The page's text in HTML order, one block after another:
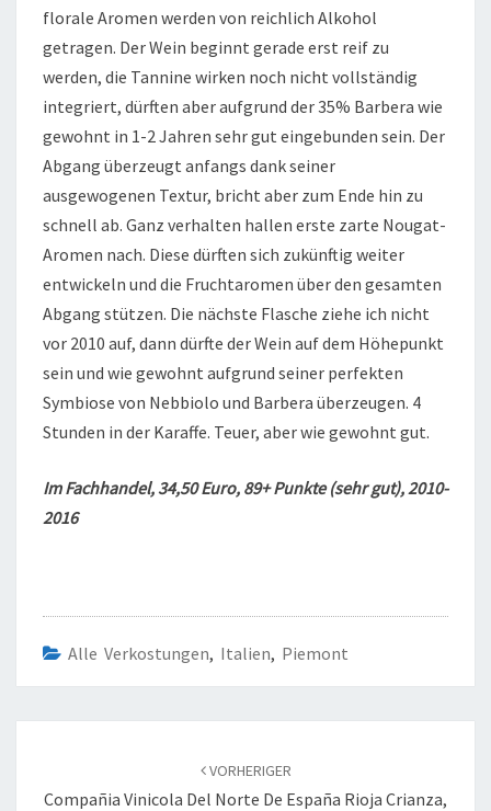
florale Aromen werden von reichlich Alkohol
getragen. Der Wein beginnt gerade erst reif zu
werden, die Tannine wirken noch nicht vollständig
integriert, dürften aber aufgrund der 35% Barbera wie
gewohnt in 1-2 Jahren sehr gut eingebunden sein. Der
Abgang überzeugt anfangs dank seiner
ausgewogenen Textur, bricht aber zum Ende hin zu
schnell ab. Ganz verhalten hallen erste zarte Nougat-
Aromen nach. Diese dürften sich zukünftig weiter
entwickeln und die Fruchtaromen über den gesamten
Abgang stützen. Die nächste Flasche ziehe ich nicht
vor 2010 auf, dann dürfte der Wein auf dem Höhepunkt
sein und wie gewohnt aufgrund seiner perfekten
Symbiose von Nebbiolo und Barbera überzeugen. 4
Stunden in der Karaffe. Teuer, aber wie gewohnt gut.
Im Fachhandel, 34,50 Euro, 89+ Punkte (sehr gut), 2010-
2016
Alle Verkostungen, Italien, Piemont
VORHERIGER
Compañia Vinicola Del Norte De España Rioja Crianza,